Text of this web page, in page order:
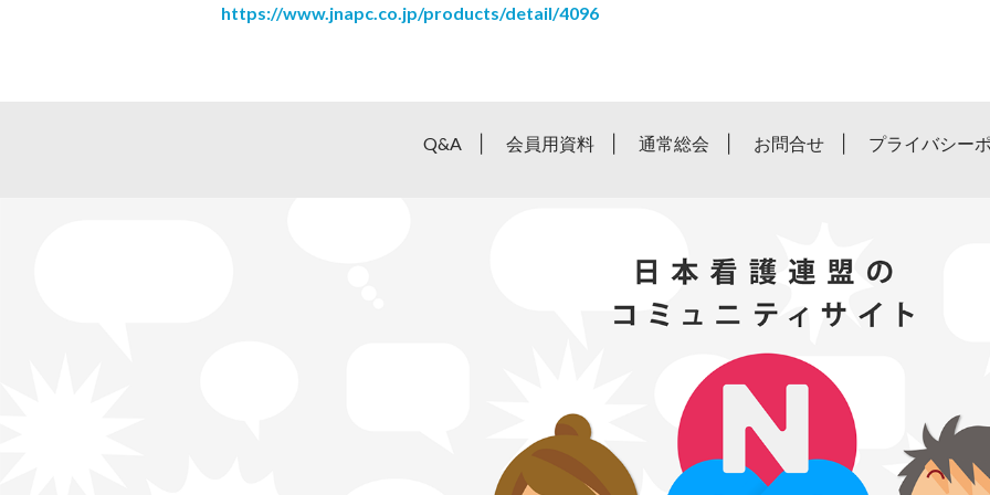
https://www.jnapc.co.jp/products/detail/4096
Q&A 会員用資料 通常総会 お問合せ プライバシー